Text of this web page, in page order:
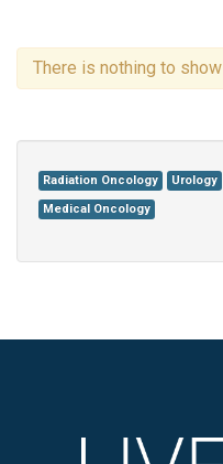
There is nothing to show
Radiation Oncology
Urology
Medical Oncology